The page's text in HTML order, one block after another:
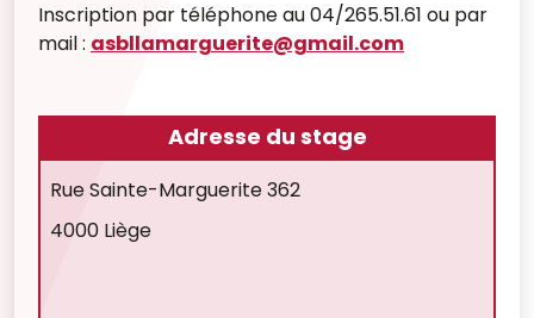
Inscription par téléphone au 04/265.51.61 ou par
mail : asbllamarguerite@gmail.com
Adresse du stage
Rue Sainte-Marguerite 362
4000 Liège